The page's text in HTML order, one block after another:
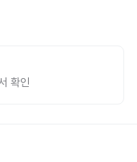
확인